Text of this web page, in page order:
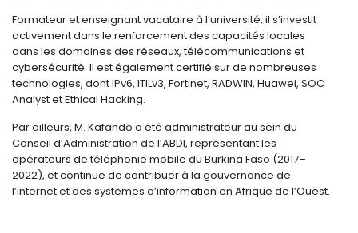
Formateur et enseignant vacataire à l’université, il s’investit
activement dans le renforcement des capacités locales
dans les domaines des réseaux, télécommunications et
cybersécurité. Il est également certifié sur de nombreuses
technologies, dont IPv6, ITILv3, Fortinet, RADWIN, Huawei, SOC
Analyst et Ethical Hacking.
Par ailleurs, M. Kafando a été administrateur au sein du
Conseil d’Administration de l’ABDI, représentant les
opérateurs de téléphonie mobile du Burkina Faso (2017–
2022), et continue de contribuer à la gouvernance de
l’internet et des systèmes d’information en Afrique de l’Ouest.